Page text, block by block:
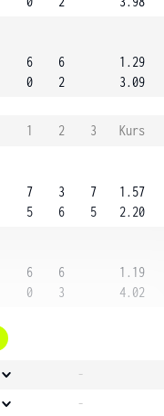
6
0
6
2
1.29
3.09
1 2 3
Kurs
7
5
3
6
7
5
1.57
2.20
6
0
6
3
1.19
4.02
-
-